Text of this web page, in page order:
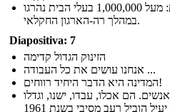
העלויות עבור שינויים אלה היו גבוהות: מעל 1,000,000 בעלי הבית נהרגו
במהלך רה-הארגון החקלאי.
Diapositiva: 7
הזינוק הגדול קדימה
אנחנו עושים את כל העבודה ...
המדינה היא הדבר היחיד רווחים!
מאו יצר מסיבי "קומונות" של 25,000 אנשים. הם אכלו, עבדו, ישנו, וגדלו
ילדים יחד, אבל בבעלות כלום. ניהול לא יעיל הוביל רעב מסיבי בשנת 1961